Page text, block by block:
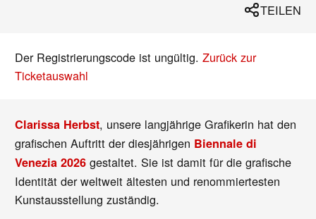
TEILEN
Der Registrierungscode ist ungültig.Zurück zur
Ticketauswahl
Clarissa Herbst, unsere langjährige Grafikerin hat den
grafischen Auftritt der diesjährigen Biennale di
Venezia 2026 gestaltet. Sie ist damit für die grafische
Identität der weltweit ältesten und renommiertesten
Kunstausstellung zuständig.